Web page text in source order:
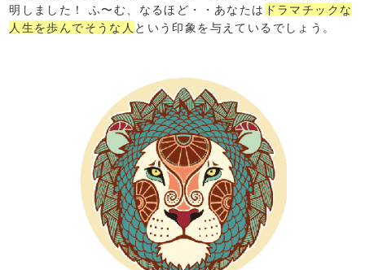
明しました！ ふ〜む、なるほど・・あなたは ドラマチックな
人生を歩んでそうな人 という印象を与えているでしょう。